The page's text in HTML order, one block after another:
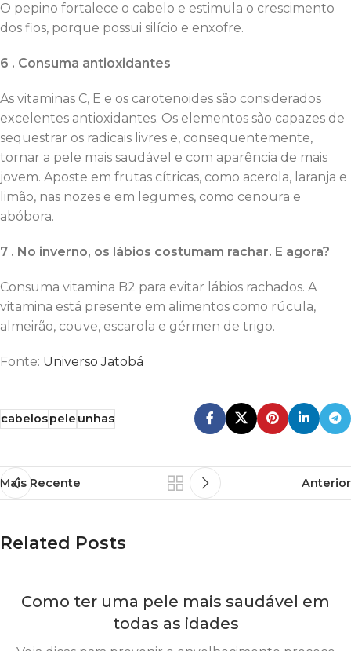
O pepino fortalece o cabelo e estimula o crescimento
dos fios, porque possui silício e enxofre.
6 . Consuma antioxidantes
As vitaminas C, E e os carotenoides são considerados
excelentes antioxidantes. Os elementos são capazes de
sequestrar os radicais livres e, consequentemente,
tornar a pele mais saudável e com aparência de mais
jovem. Aposte em frutas cítricas, como acerola, laranja e
limão, nas nozes e em legumes, como cenoura e
abóbora.
7 . No inverno, os lábios costumam rachar. E agora?
Consuma vitamina B2 para evitar lábios rachados. A
vitamina está presente em alimentos como rúcula,
almeirão, couve, escarola e gérmen de trigo.
Fonte: Universo Jatobá
cabelospeleunhas
Mais Recente Anterior
Related Posts
Como ter uma pele mais saudável em
todas as idades